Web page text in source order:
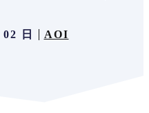
日 AOI